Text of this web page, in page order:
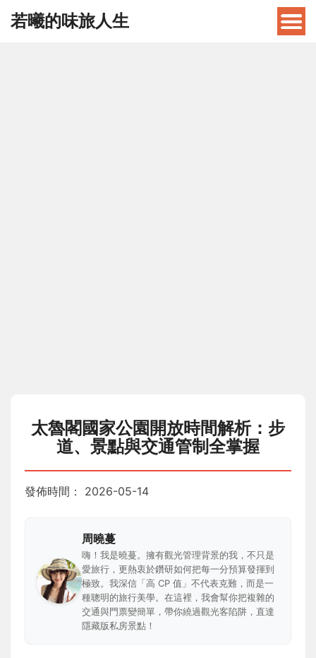
若曦的味旅人生
太魯閣國家公園開放時間解析：步
道、景點與交通管制全掌握
發佈時間： 2026-05-14
周曉蔓
嗨！我是曉蔓。擁有觀光管理背景的我，不只是
愛旅行，更熱衷於鑽研如何把每一分預算發揮到
極致。我深信「高 CP 值」不代表克難，而是一
種聰明的旅行美學。在這裡，我會幫你把複雜的
交通與門票變簡單，帶你繞過觀光客陷阱，直達
隱藏版私房景點！